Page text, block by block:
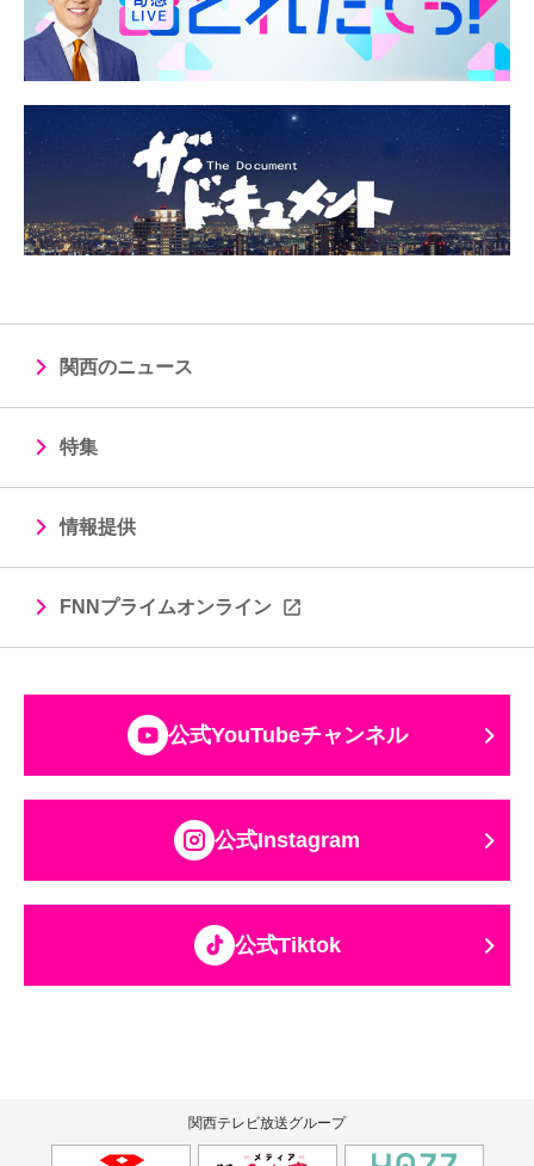
関西のニュース
特集
情報提供
FNNプライムオンライン
公式YouTubeチャンネル
公式Instagram
公式Tiktok
関西テレビ放送グループ